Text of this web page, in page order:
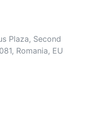
Plaza, Second
Romania, EU